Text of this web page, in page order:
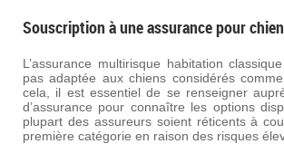
Souscription à une assurance pour
L’assurance multirisque habitation
pas adaptée aux chiens considérés
cela, il est essentiel de se renseigner
d’assurance pour connaître les options
plupart des assureurs soient réticents à
première catégorie en raison des risques